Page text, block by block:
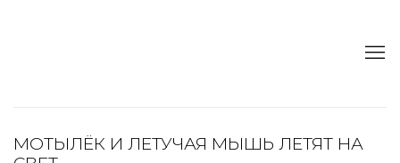
МОТЫЛЁК И ЛЕТУЧАЯ МЫШЬ ЛЕТЯТ НА